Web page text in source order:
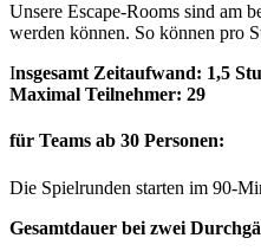
Unsere Escape-Rooms sind am
werden können. So können pro
Insgesamt Zeitaufwand: 1,5
Maximal Teilnehmer: 29
für Teams ab 30 Personen:
Die Spielrunden starten im 90-
Gesamtdauer bei zwei